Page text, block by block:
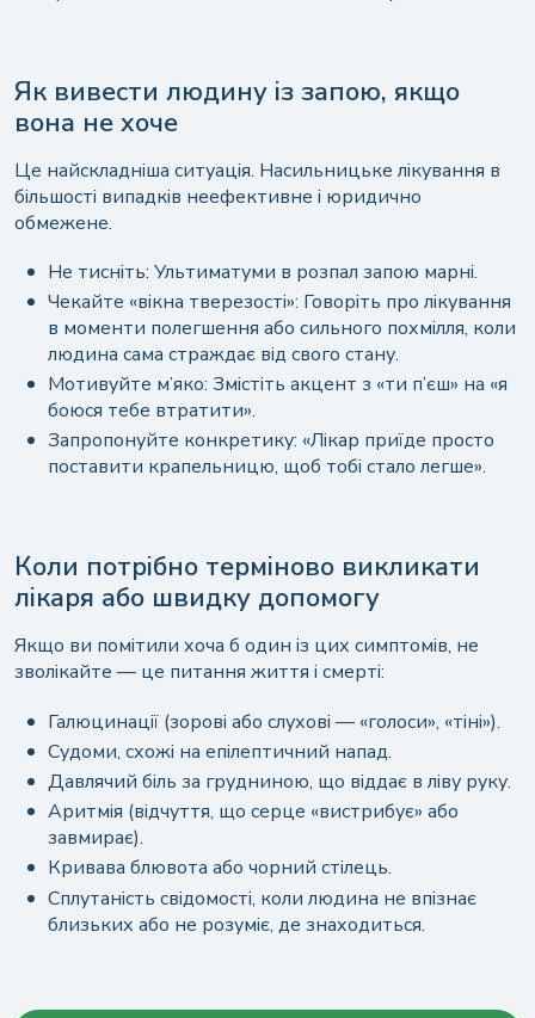
Як вивести людину із запою, якщо
вона не хоче
Це найскладніша ситуація. Насильницьке лікування в
більшості випадків неефективне і юридично
обмежене.
Не тисніть: Ультиматуми в розпал запою марні.
Чекайте «вікна тверезості»: Говоріть про лікування
в моменти полегшення або сильного похмілля, коли
людина сама страждає від свого стану.
Мотивуйте м’яко: Змістіть акцент з «ти п’єш» на «я
боюся тебе втратити».
Запропонуйте конкретику: «Лікар приїде просто
поставити крапельницю, щоб тобі стало легше».
Коли потрібно терміново викликати
лікаря або швидку допомогу
Якщо ви помітили хоча б один із цих симптомів, не
зволікайте — це питання життя і смерті:
Галюцинації (зорові або слухові — «голоси», «тіні»).
Судоми, схожі на епілептичний напад.
Давлячий біль за грудниною, що віддає в ліву руку.
Аритмія (відчуття, що серце «вистрибує» або
завмирає).
Кривава блювота або чорний стілець.
Сплутаність свідомості, коли людина не впізнає
близьких або не розуміє, де знаходиться.
Залишити відгук
Надсилаючи цю форму, ви даєте свою згоду на
персональних даних
+1
Отримати консультацію
Надсилаючи цю форму, ви даєте свою згоду на
Або зв'яжіться з нами у зручний спосіб
+38 (068) 525-51-03